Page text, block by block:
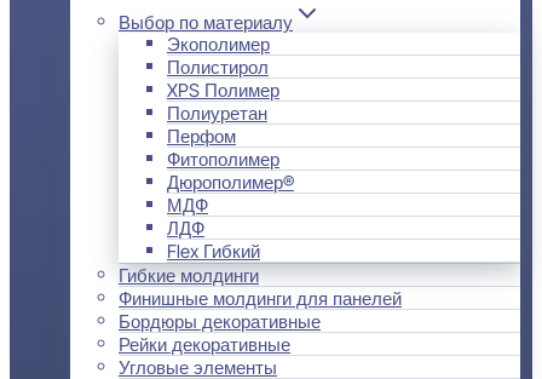
Выбор по материалу
Экополимер
Полистирол
XPS Полимер
Полиуретан
Перфом
Фитополимер
Дюрополимер®
МДФ
ЛДФ
Flex Гибкий
Гибкие молдинги
Финишные молдинги для панелей
Бордюры декоративные
Рейки декоративные
Угловые элементы